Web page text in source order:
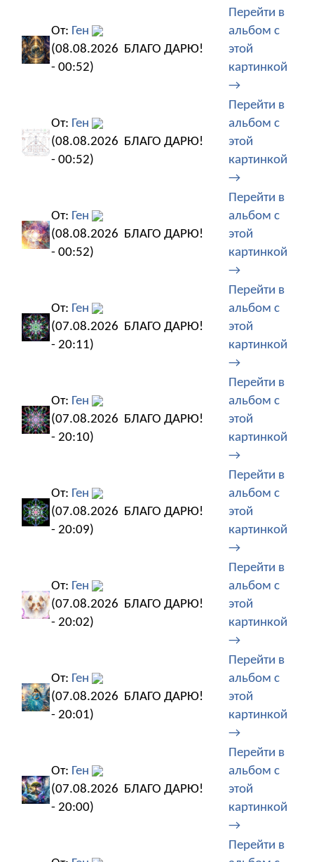
От: Ген
(08.08.2026
- 00:52)
БЛАГО ДАРЮ!
Перейти в
альбом с
этой
картинкой
→
От: Ген
(08.08.2026
- 00:52)
БЛАГО ДАРЮ!
Перейти в
альбом с
этой
картинкой
→
От: Ген
(08.08.2026
- 00:52)
БЛАГО ДАРЮ!
Перейти в
альбом с
этой
картинкой
→
От: Ген
(07.08.2026
- 20:11)
БЛАГО ДАРЮ!
Перейти в
альбом с
этой
картинкой
→
От: Ген
(07.08.2026
- 20:10)
БЛАГО ДАРЮ!
Перейти в
альбом с
этой
картинкой
→
От: Ген
(07.08.2026
- 20:09)
БЛАГО ДАРЮ!
Перейти в
альбом с
этой
картинкой
→
От: Ген
(07.08.2026
- 20:02)
БЛАГО ДАРЮ!
Перейти в
альбом с
этой
картинкой
→
От: Ген
(07.08.2026
- 20:01)
БЛАГО ДАРЮ!
Перейти в
альбом с
этой
картинкой
→
От: Ген
(07.08.2026
- 20:00)
БЛАГО ДАРЮ!
Перейти в
альбом с
этой
картинкой
→
Перейти в